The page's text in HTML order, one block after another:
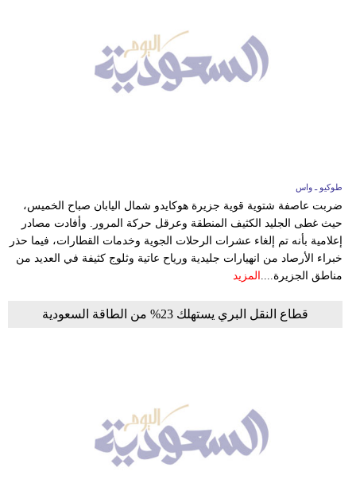
طوكيو ـ واس
ضربت عاصفة شتوية قوية جزيرة هوكايدو شمال اليابان صباح الخميس،
حيث غطى الجليد الكثيف المنطقة وعرقل حركة المرور. وأفادت مصادر
إعلامية بأنه تم إلغاء عشرات الرحلات الجوية وخدمات القطارات، فيما حذر
خبراء الأرصاد من انهيارات جليدية ورياح عاتية وثلوج كثيفة في العديد من
مناطق الجزيرة.... المزيد
قطاع النقل البري يستهلك 23% من الطاقة السعودية